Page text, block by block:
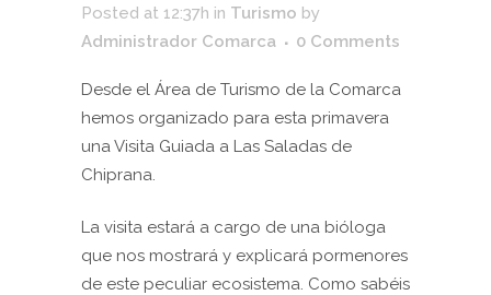
Posted at 12:37h in Turismo by
Administrador Comarca
0 Comments
Desde el Área de Turismo de la Comarca
hemos organizado para esta primavera
una Visita Guiada a Las Saladas de
Chiprana.
La visita estará a cargo de una bióloga
que nos mostrará y explicará pormenores
de este peculiar ecosistema. Como sabéis